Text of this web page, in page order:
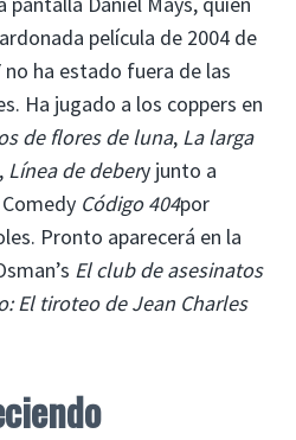
película de 2004 de
ha estado fuera de las
Ha jugado a los coppers en
de flores de luna, La larga
, Línea de debery junto a
Código 404por
Pronto aparecerá en la
El club de asesinatos
El tiroteo de Jean Charles